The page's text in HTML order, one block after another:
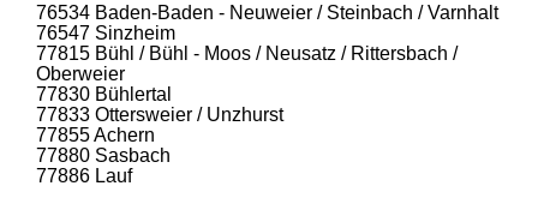
76534 Baden-Baden - Neuweier / Steinbach / Varnhalt
76547 Sinzheim
77815 Bühl / Bühl - Moos / Neusatz / Rittersbach /
Oberweier
77830 Bühlertal
77833 Ottersweier / Unzhurst
77855 Achern
77880 Sasbach
77886 Lauf